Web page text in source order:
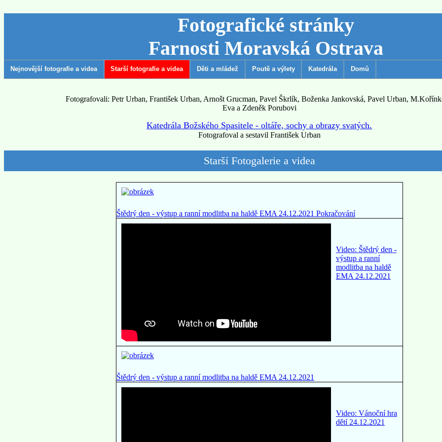
Fotografické stránky
Farnosti Moravská Ostrava
Nejnovější fotografie a videa Starší fotografie a videa Děti a mládež Poutě a výlety Katedrála Domů
Fotografovali: Petr Urban, František Urban, Arnošt Grucman, Pavel Škrlík, Boženka Jankovská, Pavel Urban,
Eva a Zdeněk Porubovi
Katedrála Božského Spasitele - oltáře, sochy a obrazy svatých.
Fotografoval a sestavil František Urban
Starší Fotogalerie a videa
Štědrý den - výstup a ranní modlitba na haldě EMA 24.12.2021 Pokračování
Video: Štědrý den -
výstup a ranní
modlitba na haldě
EMA 24.12.2021
Štědrý den - výstup a ranní modlitba na haldě EMA 24.12.2021
Video: Vánoční hra
dětí 24.12.2021